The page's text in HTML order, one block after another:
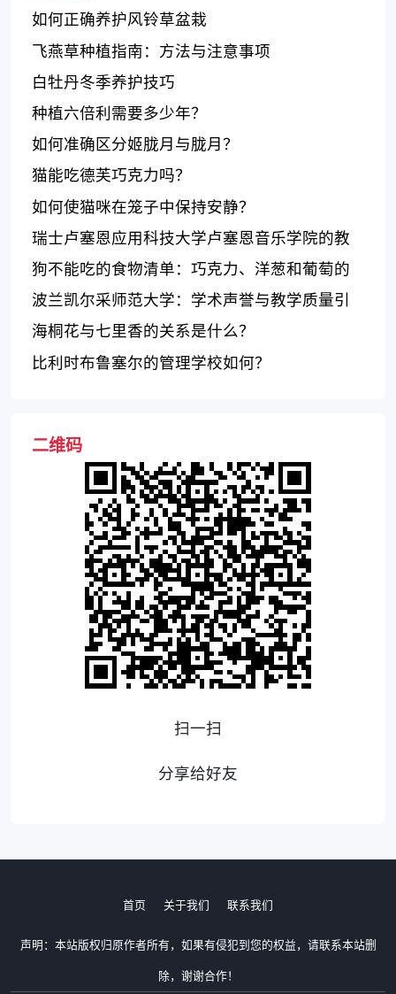
如何正确养护风铃草盆栽
飞燕草种植指南：方法与注意事项
白牡丹冬季养护技巧
种植六倍利需要多少年？
如何准确区分姬胧月与胧月？
猫能吃德芙巧克力吗？
如何使猫咪在笼子中保持安静？
瑞士卢塞恩应用科技大学卢塞恩音乐学院的教
学质量如何？
狗不能吃的食物清单：巧克力、洋葱和葡萄的
危害
波兰凯尔采师范大学：学术声誉与教学质量引
人注目
海桐花与七里香的关系是什么？
比利时布鲁塞尔的管理学校如何？
二维码
扫一扫
分享给好友
首页 关于我们 联系我们
声明：本站版权归原作者所有，如果有侵犯到您的权益，请联系本站删
除，谢谢合作！